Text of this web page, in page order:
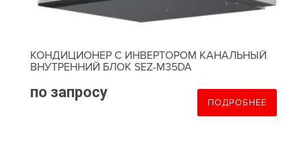
КОНДИЦИОНЕР С ИНВЕРТОРОМ КАНАЛЬНЫЙ
ВНУТРЕННИЙ БЛОК SEZ-M35DA
по запросу
ПОДРОБНЕЕ